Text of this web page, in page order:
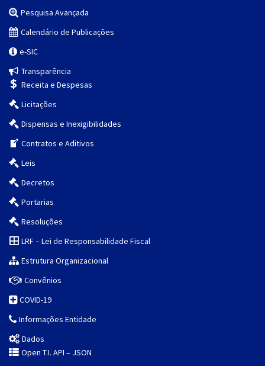
Pesquisa Avançada
Calendário de Publicações
e-SIC
Transparência
Receita e Despesas
Licitações
Dispensas e Inexigibilidades
Contratos e Aditivos
Leis
Decretos
Portarias
Resoluções
LRF – Lei de Responsabilidade Fiscal
Estrutura Organizacional
Convênios
COVID-19
Informações Entidade
Dados
Open T.I. API – JSON